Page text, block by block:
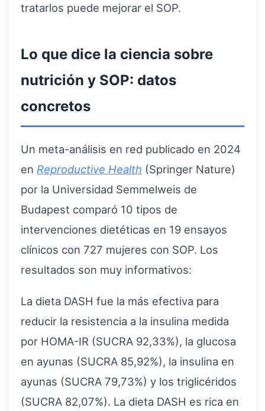
tratarlos puede mejorar el SOP.
Lo que dice la ciencia sobre
nutrición y SOP: datos
concretos
Un meta-análisis en red publicado en 2024
en Reproductive Health (Springer Nature)
por la Universidad Semmelweis de
Budapest comparó 10 tipos de
intervenciones dietéticas en 19 ensayos
clínicos con 727 mujeres con SOP. Los
resultados son muy informativos:
La dieta DASH fue la más efectiva para
reducir la resistencia a la insulina medida
por HOMA-IR (SUCRA 92,33%), la glucosa
en ayunas (SUCRA 85,92%), la insulina en
ayunas (SUCRA 79,73%) y los triglicéridos
(SUCRA 82,07%). La dieta DASH es rica en